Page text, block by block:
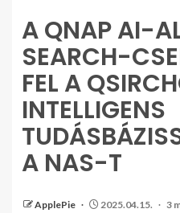
A QNAP AI-
SEARCH-
FEL A
INTELLIGENS
A NAS-T
ApplePie 2025.04.15. 3